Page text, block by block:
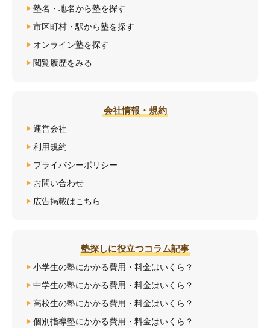
塾名・地名から塾を探す
市区町村・駅から塾を探す
オンライン塾を探す
閲覧履歴をみる
会社情報・規約
運営会社
利用規約
プライバシーポリシー
お問い合わせ
広告掲載はこちら
塾探しに役立つコラム記事
小学生の塾にかかる費用・料金はいくら？
中学生の塾にかかる費用・料金はいくら？
高校生の塾にかかる費用・料金はいくら？
個別指導塾にかかる費用・料金はいくら？